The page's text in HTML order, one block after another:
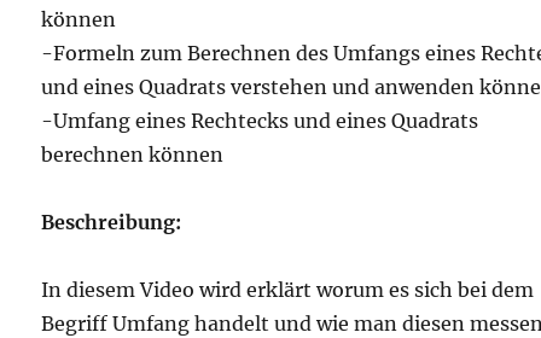
können
-Formeln zum Berechnen des Umfangs eines
und eines Quadrats verstehen und anwenden
-Umfang eines Rechtecks und eines Quadrats
berechnen können
Beschreibung:
In diesem Video wird erklärt worum es sich bei dem
Begriff Umfang handelt und wie man diesen